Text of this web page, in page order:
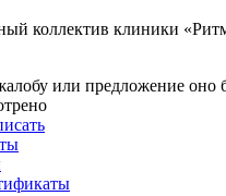
коллектив клиники
или предложение оно